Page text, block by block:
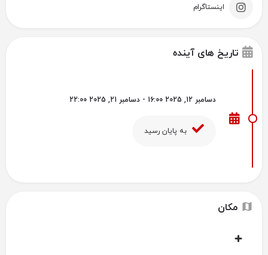
اینستاگرام
تاریخ های آینده
دسامبر 12, 2025 16:00 - دسامبر 21, 2025 22:00
به پایان رسید
مکان